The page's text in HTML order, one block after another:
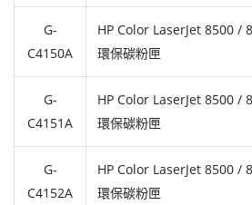
G-
C4150A
HP Color LaserJet 8500 /
環保碳粉匣
G-
C4151A
HP Color LaserJet 8500 /
環保碳粉匣
G-
C4152A
HP Color LaserJet 8500 /
環保碳粉匣